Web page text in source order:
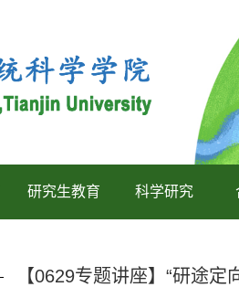
研究生教育 科学研究
【0629专题讲座】“研途